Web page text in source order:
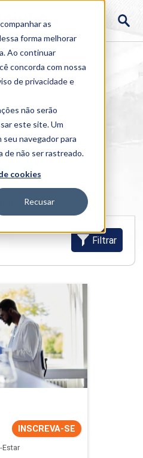
as
forma melhorar
Ao continuar
concorda com nossa
deprivacidade e
não serão
este site. Um
seu navegador para
de não ser rastreado.
cookies
Recusar
>Graduação
e MBA
Filtrar
INSCREVA-SE
Estar
Biomedicina
do curso